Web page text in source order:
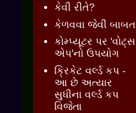
કેવી રીતે?
કેળવવા જેવી બાબત
કોમ્પ્યૂટર પર 'વોટ્સ
એપ'નો ઉપયોગ
ક્રિકેટ વર્લ્ડ કપ -
આ છે અત્યાર
સુધીના વર્લ્ડ કપ
વિજેતા